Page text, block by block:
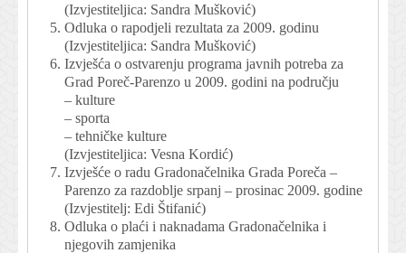
(Izvjestiteljica: Sandra Mušković)
Odluka o rapodjeli rezultata za 2009. godinu
(Izvjestiteljica: Sandra Mušković)
Izvješća o ostvarenju programa javnih potreba za
Grad Poreč-Parenzo u 2009. godini na području
– kulture
– sporta
– tehničke kulture
(Izvjestiteljica: Vesna Kordić)
Izvješće o radu Gradonačelnika Grada Poreča –
Parenzo za razdoblje srpanj – prosinac 2009. godine
(Izvjestitelj: Edi Štifanić)
Odluka o plaći i naknadama Gradonačelnika i
njegovih zamjenika